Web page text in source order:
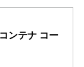
ンテナ コー